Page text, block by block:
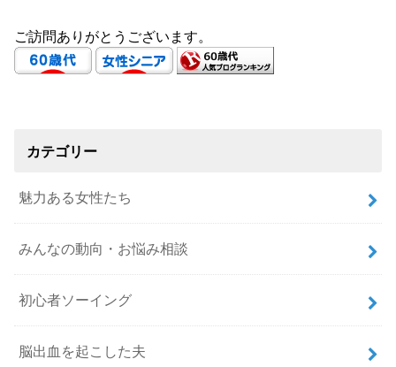
ご訪問ありがとうございます。
カテゴリー
魅力ある女性たち
みんなの動向・お悩み相談
初心者ソーイング
脳出血を起こした夫